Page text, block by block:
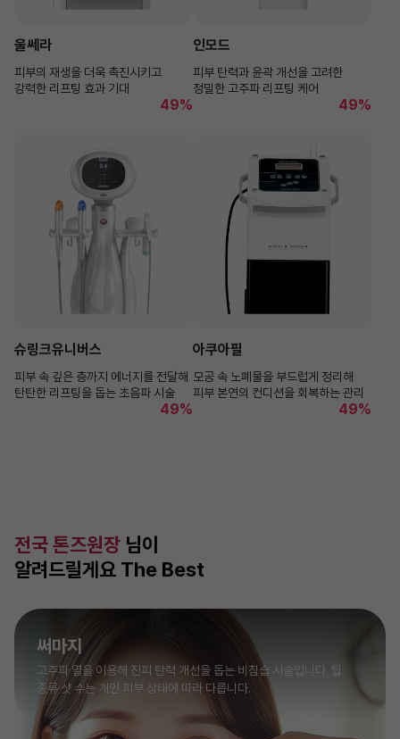
울쎄라
피부의 재생을 더욱 촉진시키고
강력한 리프팅 효과 기대
49%
인모드
피부 탄력과 윤곽 개선을 고려한
정밀한 고주파 리프팅 케어
49%
슈링크유니버스
피부 속 깊은 층까지 에너지를 전달해
탄탄한 리프팅을 돕는 초음파 시술
49%
아쿠아필
모공 속 노폐물을 부드럽게 정리해
피부 본연의 컨디션을 회복하는 관리
49%
전국 톤즈원장 님이
알려드릴게요 The Best
써마지
고주파 열을 이용해 진피 탄력 개선을 돕는 비침습 시술입니다. 팁
종류·샷 수는 개인 피부 상태에 따라 다릅니다.